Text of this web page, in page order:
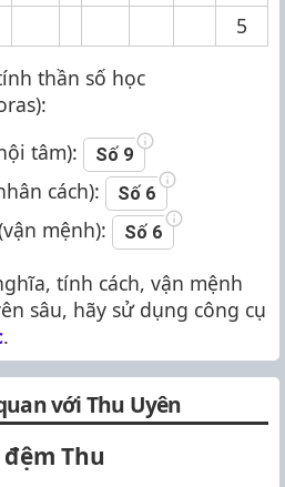
5
thần số học
tâm): Số 9
cách): Số 6
mệnh): Số 6
tính cách, vận mệnh
sâu, hãy sử dụng công cụ
.
với Thu Uyên
Thu